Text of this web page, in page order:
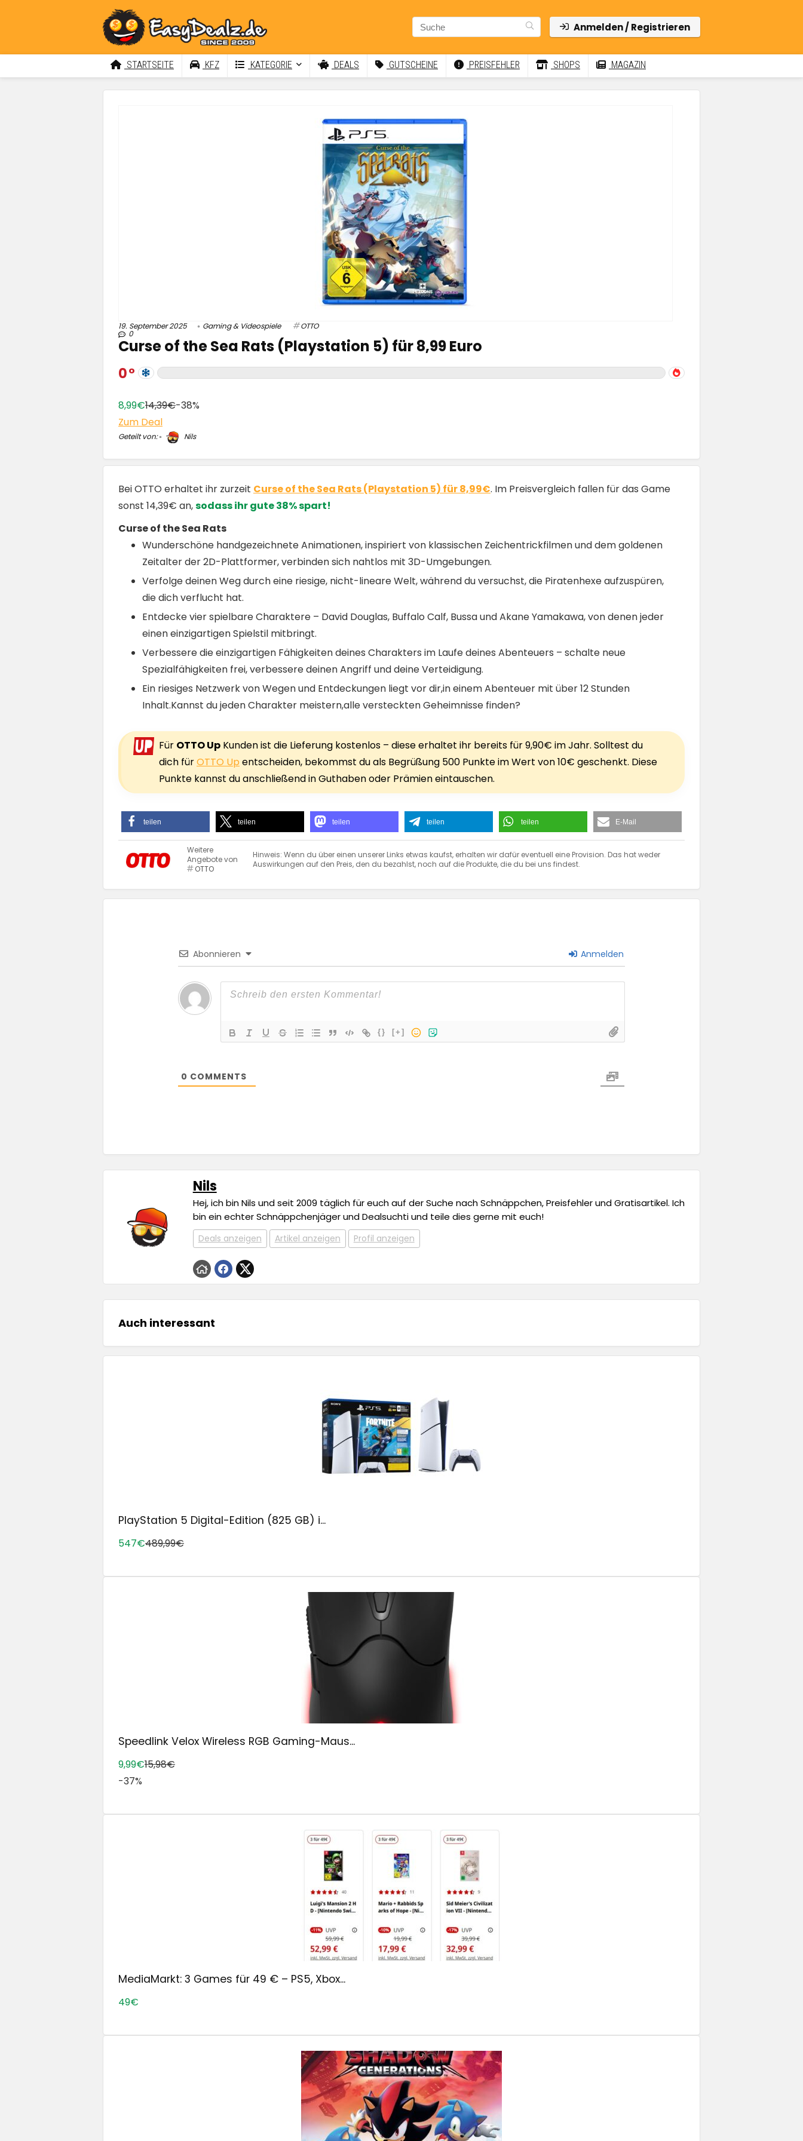
Anmelden / Registrieren
STARTSEITE KFZ KATEGORIE DEALS GUTSCHEINE PREISFEHLER SHOPS MAGAZIN
19. September 2025 Gaming & Videospiele OTTO
0
Curse of the Sea Rats (Playstation 5) für 8,99 Euro
0
8,99€14,39€-38%
Zum Deal
Geteilt von: Nils
Bei OTTO erhaltet ihr zurzeit Curse of the Sea Rats (Playstation 5) für 8,99€. Im Preisvergleich fallen für das Game
sonst 14,39€ an,sodass ihr gute 38% spart!
Curse of the Sea Rats
Wunderschöne handgezeichnete Animationen, inspiriert von klassischen Zeichentrickfilmen und dem goldenen
Zeitalter der 2D-Plattformer, verbinden sich nahtlos mit 3D-Umgebungen.
Verfolge deinen Weg durch eine riesige, nicht-lineare Welt, während du versuchst, die Piratenhexe aufzuspüren,
die dich verflucht hat.
Entdecke vier spielbare Charaktere – David Douglas, Buffalo Calf, Bussa und Akane Yamakawa, von denen jeder
einen einzigartigen Spielstil mitbringt.
Verbessere die einzigartigen Fähigkeiten deines Charakters im Laufe deines Abenteuers – schalte neue
Spezialfähigkeiten frei, verbessere deinen Angriff und deine Verteidigung.
Ein riesiges Netzwerk von Wegen und Entdeckungen liegt vor dir,in einem Abenteuer mit über 12 Stunden
Inhalt.Kannst du jeden Charakter meistern,alle versteckten Geheimnisse finden?
Für OTTO Up Kunden ist die Lieferung kostenlos – diese erhaltet ihr bereits für 9,90€ im Jahr. Solltest du
dich fürOTTO Up entscheiden, bekommst du als Begrüßung 500 Punkte im Wert von 10€ geschenkt. Diese
Punkte kannst du anschließend in Guthaben oder Prämien eintauschen.
teilen teilen teilen teilen teilen E-Mail
Weitere
Angebote von
OTTO
Hinweis: Wenn du über einen unserer Links etwas kaufst, erhalten wir dafür eventuell eine Provision. Das hat weder
Auswirkungen auf den Preis, den du bezahlst, noch auf die Produkte, die du bei uns findest.
Abonnieren Anmelden
{} [+]
0 COMMENTS
Nils
Hej, ich bin Nils und seit 2009 täglich für euch auf der Suche nach Schnäppchen, Preisfehler und Gratisartikel. Ich
bin ein echter Schnäppchenjäger und Dealsuchti und teile dies gerne mit euch!
Deals anzeigen Artikel anzeigen Profil anzeigen
Auch interessant
PlayStation 5 Digital-Edition (825 GB) i...
547€489,99€
Speedlink Velox Wireless RGB Gaming-Maus...
9,99€15,98€
-37%
MediaMarkt: 3 Games für 49 € – PS5, Xbox...
49€